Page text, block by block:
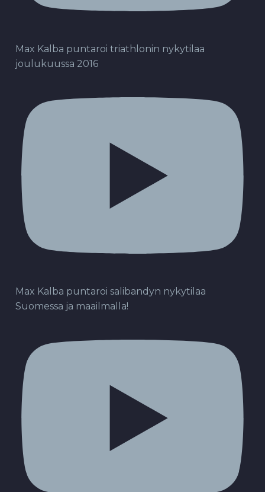
Max Kalba puntaroi triathlonin nykytilaa
joulukuussa 2016
Max Kalba puntaroi salibandyn nykytilaa
Suomessa ja maailmalla!